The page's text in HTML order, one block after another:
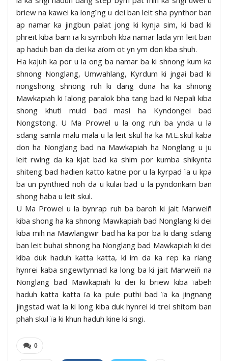
briew na kawei ka longïng u dei ban leit sha pynthor ban
ap namar ka jingbun palat jong ki kynja sim, ki bad ki
phreit kiba bam ïa ki symboh kba namar lada ym leit ban
ap haduh ban da dei ka aïom ot yn ym don kba shuh.
Ha kajuh ka por u la ong ba namar ba ki shnong kum ka
shnong Nonglang, Umwahlang, Kyrdum ki jngai bad ki
nongshong shnong ruh ki dang duna ha ka shnong
Mawkapiah ki ïalong paralok bha tang bad ki Nepali kiba
shong khuti muid bad masi ha Kyndongei bad
Nongstong. U Ma Prowel u la ong ruh ba ynda u la
sdang samla malu mala u la leit skul ha ka M.E.skul kaba
don ha Nonglang bad na Mawkapiah ha Nonglang u ju
leit rwing da ka kjat bad ka shim por kumba shikynta
shiteng bad hadien katto katne por u la kyrpad ïa u kpa
ba un pynthied noh da u kulai bad u la pyndonkam ban
shong haba u leit skul.
U Ma Prowel u la bynrap ruh ba baroh ki jait Marweiñ
kiba shong ha ka shnong Mawkapiah bad Nonglang ki dei
kiba mih na Mawlangwir bad ha ka por ba ki dang sdang
ban leit buhai shnong ha Nonglang bad Mawkapiah ki dei
kiba duk haduh katta katta, ki im da ka rep ka riang
hynrei kaba sngewtynnad ka long ba ki jait Marweiñ na
Nonglang bad Mawkapiah ki dei ki briew kiba ïabeh
haduh katta katta ïa ka pule puthi bad ïa ka jingnang
jingstad wat la ki long kiba duk hynrei ki trei shitom ban
phah skul ïa ki khun haduh kine ki sngi.
0